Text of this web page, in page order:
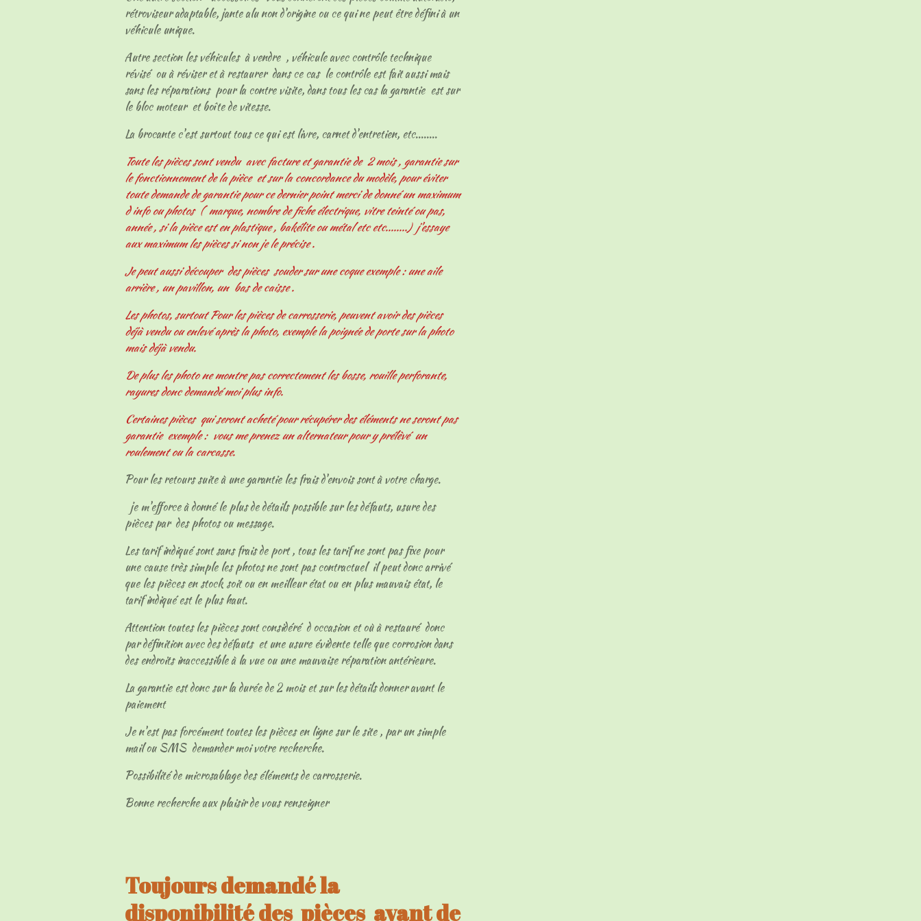
rétroviseur adaptable, jante alu non d'origine ou ce qui ne peut être défini à un
véhicule unique.
Autre section les véhicules à vendre , véhicule avec contrôle technique
révisé ou à réviser et à restaurer dans ce cas le contrôle est fait aussi mais
sans les réparations pour la contre visite, dans tous les cas la garantie est sur
le bloc moteur et boîte de vitesse.
La brocante c'est surtout tous ce qui est livre, carnet d'entretien, etc........
Toute les pièces sont vendu avec facture et garantie de 2 mois , garantie sur
le fonctionnement de la pièce et sur la concordance du modèle, pour éviter
toute demande de garantie pour ce dernier point merci de donné un maximum
d info ou photos ( marque, nombre de fiche électrique, vitre teinté ou pas,
année , si la pièce est en plastique , bakélite ou métal etc etc........) j'essaye
aux maximum les pièces si non je le précise .
Je peut aussi découper des pièces souder sur une coque exemple : une aile
arrière , un pavillon, un bas de caisse .
Les photos, surtout Pour les pièces de carrosserie, peuvent avoir des pièces
déjà vendu ou enlevé après la photo, exemple la poignée de porte sur la photo
mais déjà vendu.
De plus les photo ne montre pas correctement les bosse, rouille perforante,
rayures donc demandé moi plus info.
Certaines pièces qui seront acheté pour récupérer des éléments ne seront pas
garantie exemple : vous me prenez un alternateur pour y prélèvé un
roulement ou la carcasse.
Pour les retours suite à une garantie les frais d'envois sont à votre charge.
je m'efforce à donné le plus de détails possible sur les défauts, usure des
pièces par des photos ou message.
Les tarif indiqué sont sans frais de port , tous les tarif ne sont pas fixe pour
une cause très simple les photos ne sont pas contractuel il peut donc arrivé
que les pièces en stock soit ou en meilleur état ou en plus mauvais état, le
tarif indiqué est le plus haut.
Attention toutes les pièces sont considéré d occasion et où à restauré donc
par définition avec des défauts et une usure évidente telle que corrosion dans
des endroits inaccessible à la vue ou une mauvaise réparation antérieure.
La garantie est donc sur la durée de 2 mois et sur les détails donner avant le
paiement
Je n'est pas forcément toutes les pièces en ligne sur le site , par un simple
mail ou SMS demander moi votre recherche.
Possibilité de microsablage des éléments de carrosserie.
Bonne recherche aux plaisir de vous renseigner
Toujours demandé la
disponibilité des pièces avant de